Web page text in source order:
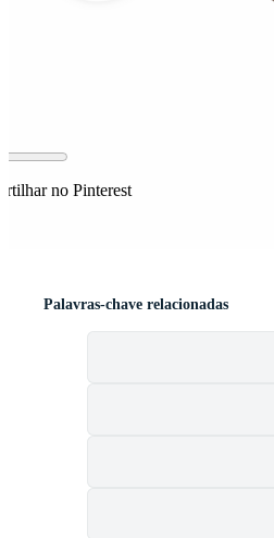
no Pinterest
Palavras-chave relacionadas